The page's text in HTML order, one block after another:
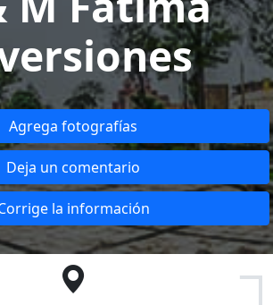
Agrega fotografías
Deja un comentario
la información